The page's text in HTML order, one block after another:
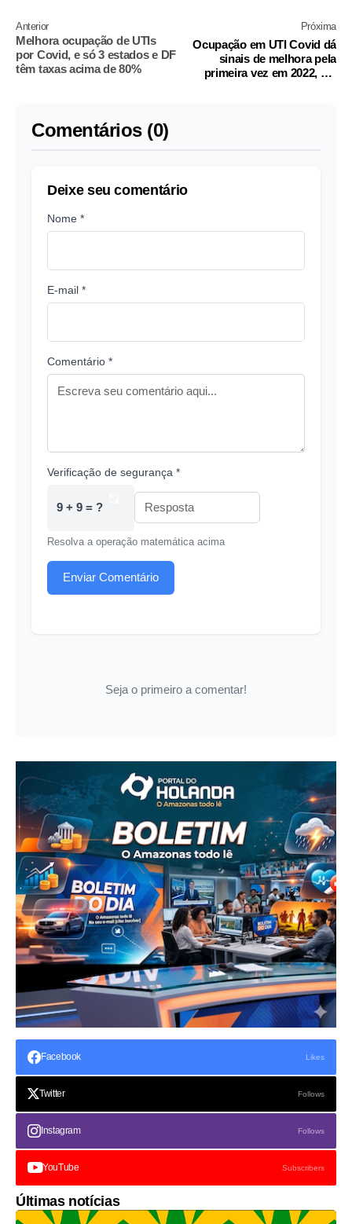
Anterior
Melhora ocupação de UTIs
por Covid, e só 3 estados e DF
têm taxas acima de 80%
Próxima
Ocupação em UTI Covid dá
sinais de melhora pela
primeira vez em 2022, diz
Comentários (0)
Deixe seu comentário
Nome *
E-mail *
Comentário *
Verificação de segurança *
9 + 9 = ?
Resolva a operação matemática acima
Enviar Comentário
Seja o primeiro a comentar!
Facebook Likes
Twitter Follows
Instagram Follows
YouTube Subscribers
Últimas notícias